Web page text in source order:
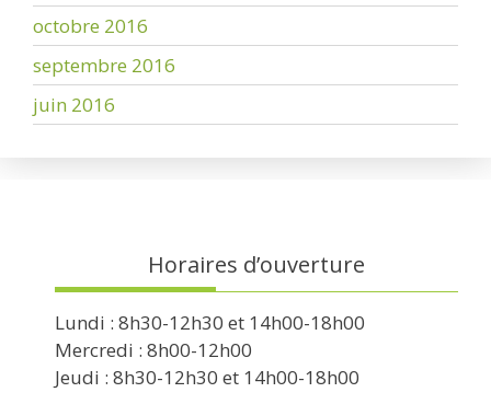
octobre 2016
septembre 2016
juin 2016
Horaires d’ouverture
Lundi : 8h30-12h30 et 14h00-18h00
Mercredi : 8h00-12h00
Jeudi : 8h30-12h30 et 14h00-18h00